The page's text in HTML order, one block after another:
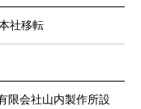
社移転
限会社山内製作所設